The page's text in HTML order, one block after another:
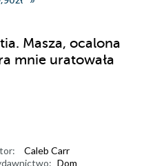
Masza, ocalona
mnie uratowała
Caleb Carr
Dom